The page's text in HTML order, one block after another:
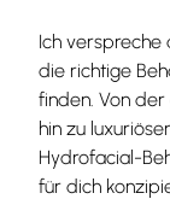
Ich verspreche
die richtige
finden. Von
hin zu
Hydrofacial-
für dich